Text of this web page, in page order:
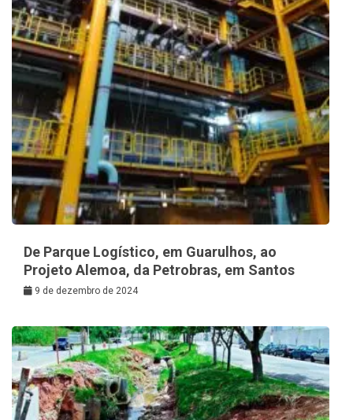
De Parque Logístico, em Guarulhos, ao
Projeto Alemoa, da Petrobras, em Santos
9 de dezembro de 2024